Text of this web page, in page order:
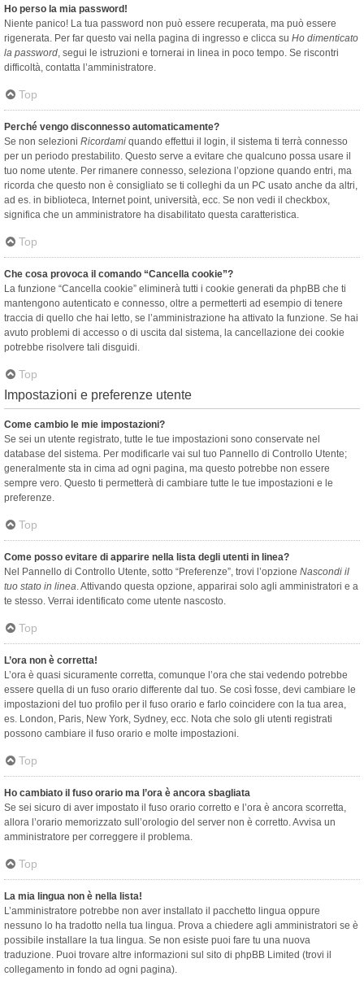
Ho perso la mia password!
Niente panico! La tua password non può essere recuperata, ma può essere
rigenerata. Per far questo vai nella pagina di ingresso e clicca su Ho dimenticato
la password, segui le istruzioni e tornerai in linea in poco tempo. Se riscontri
difficoltà, contatta l’amministratore.
Top
Perché vengo disconnesso automaticamente?
Se non selezioni Ricordami quando effettui il login, il sistema ti terrà connesso
per un periodo prestabilito. Questo serve a evitare che qualcuno possa usare il
tuo nome utente. Per rimanere connesso, seleziona l’opzione quando entri, ma
ricorda che questo non è consigliato se ti colleghi da un PC usato anche da altri,
ad es. in biblioteca, Internet point, università, ecc. Se non vedi il checkbox,
significa che un amministratore ha disabilitato questa caratteristica.
Top
Che cosa provoca il comando “Cancella cookie”?
La funzione “Cancella cookie” eliminerà tutti i cookie generati da phpBB che ti
mantengono autenticato e connesso, oltre a permetterti ad esempio di tenere
traccia di quello che hai letto, se l’amministrazione ha attivato la funzione. Se hai
avuto problemi di accesso o di uscita dal sistema, la cancellazione dei cookie
potrebbe risolvere tali disguidi.
Top
Impostazioni e preferenze utente
Come cambio le mie impostazioni?
Se sei un utente registrato, tutte le tue impostazioni sono conservate nel
database del sistema. Per modificarle vai sul tuo Pannello di Controllo Utente;
generalmente sta in cima ad ogni pagina, ma questo potrebbe non essere
sempre vero. Questo ti permetterà di cambiare tutte le tue impostazioni e le
preferenze.
Top
Come posso evitare di apparire nella lista degli utenti in linea?
Nel Pannello di Controllo Utente, sotto “Preferenze”, trovi l’opzione Nascondi il
tuo stato in linea. Attivando questa opzione, apparirai solo agli amministratori e a
te stesso. Verrai identificato come utente nascosto.
Top
L’ora non è corretta!
L’ora è quasi sicuramente corretta, comunque l’ora che stai vedendo potrebbe
essere quella di un fuso orario differente dal tuo. Se così fosse, devi cambiare le
impostazioni del tuo profilo per il fuso orario e farlo coincidere con la tua area,
es. London, Paris, New York, Sydney, ecc. Nota che solo gli utenti registrati
possono cambiare il fuso orario e molte impostazioni.
Top
Ho cambiato il fuso orario ma l’ora è ancora sbagliata
Se sei sicuro di aver impostato il fuso orario corretto e l’ora è ancora scorretta,
allora l’orario memorizzato sull’orologio del server non è corretto. Avvisa un
amministratore per correggere il problema.
Top
La mia lingua non è nella lista!
L’amministratore potrebbe non aver installato il pacchetto lingua oppure
nessuno lo ha tradotto nella tua lingua. Prova a chiedere agli amministratori se è
possibile installare la tua lingua. Se non esiste puoi fare tu una nuova
traduzione. Puoi trovare altre informazioni sul sito di phpBB Limited (trovi il
collegamento in fondo ad ogni pagina).